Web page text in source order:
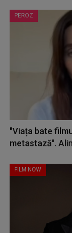
PEROZ
"Viața bate
metastază".
FILM NOW